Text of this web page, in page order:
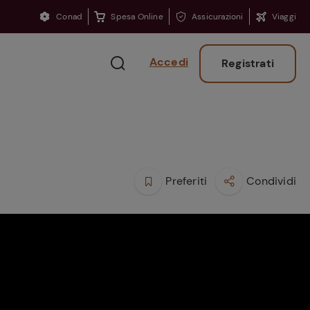
Conad Spesa Online Assicurazioni Viaggi
Accedi Registrati
Preferiti Condividi